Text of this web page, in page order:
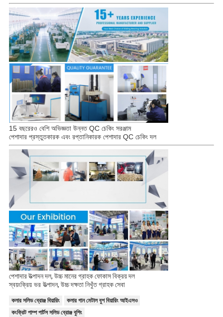
15 বছরেরও বেশি অভিজ্ঞতা উন্নত QC চেকিং সরঞ্জাম
পেশাদার প্রস্তুতকারক এবং রপ্তানিকারক পেশাদার QC চেকিং দল
পেশাদার উত্পাদন দল, উচ্চ মানের গ্রাহক ফোকাস বিক্রয় দল
স্বয়ংক্রিয় ভর উত্পাদন, উচ্চ দক্ষতা নিখুঁত গ্রাহক সেবা
কলার সলিড ব্রোঞ্জ বিয়ারিং
কলার গান মেটাল বুশ বিয়ারিং আইএসও
কংক্রিট পাম্প পার্টস সলিড ব্রোঞ্জ বুশিং